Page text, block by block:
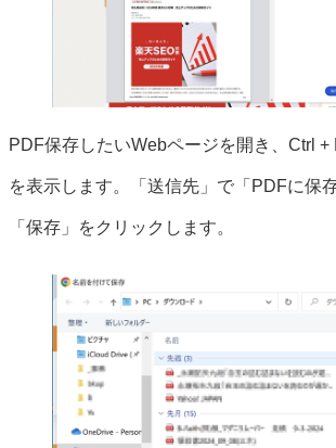
PDF保存したいWebページを開き、Ctrl +
を表示します。「送信先」で「PDFに保
「保存」をクリックします。